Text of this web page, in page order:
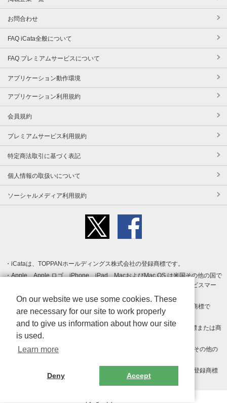
お問合わせ
FAQ iCata全般について
FAQ プレミアムサービスについて
アプリケーション動作環境
アプリケーション利用規約
会員規約
プレミアムサービス利用規約
特定商法取引に基づく表記
個人情報の取扱いについて
ソーシャルメディア利用規約
iCataは、TOPPANホールディングス株式会社の登録商標です。
Apple、Apple ロゴ、iPhone、iPad、MacおよびMac OS は米国その他の国で
登録された Apple Inc. の商標です。App Store は Apple Inc. のサービスマー
クです。
Android、Google Play および Google Play ロゴ は Google LLC の商標で
す。
Windows は Microsoft Inc.の米国およびその他の国における登録商標または商
標です。
Adobe、Adobe Reader、Adobe PDF は、Adobe Inc.の米国およびその他の
その他、記載されている会社名、商品名、ロゴは各社の商標または登録商標
On our website we use some cookies. These
are necessary for our site to work properly
and to give us information about how our site
is used.
Learn more
Deny Accept